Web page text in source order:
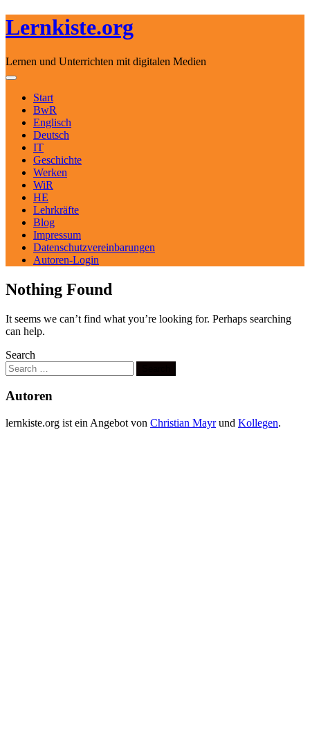
Lernkiste.org
Lernen und Unterrichten mit digitalen Medien
Skip to content
Toggle navigation
Start
BwR
Englisch
Deutsch
IT
Geschichte
Werken
WiR
HE
Lehrkräfte
Blog
Impressum
Datenschutzvereinbarungen
Autoren-Login
Nothing Found
It seems we can’t find what you’re looking for. Perhaps searching
can help.
Search
Autoren
lernkiste.org ist ein Angebot von Christian Mayrund Kollegen.